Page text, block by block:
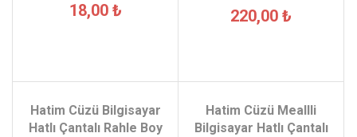
18,00 ₺ 220,00 ₺
Hatim Cüzü Bilgisayar
Hatlı Çantalı Rahle Boy
Hatim Cüzü Meallli
Bilgisayar Hatlı Çantalı